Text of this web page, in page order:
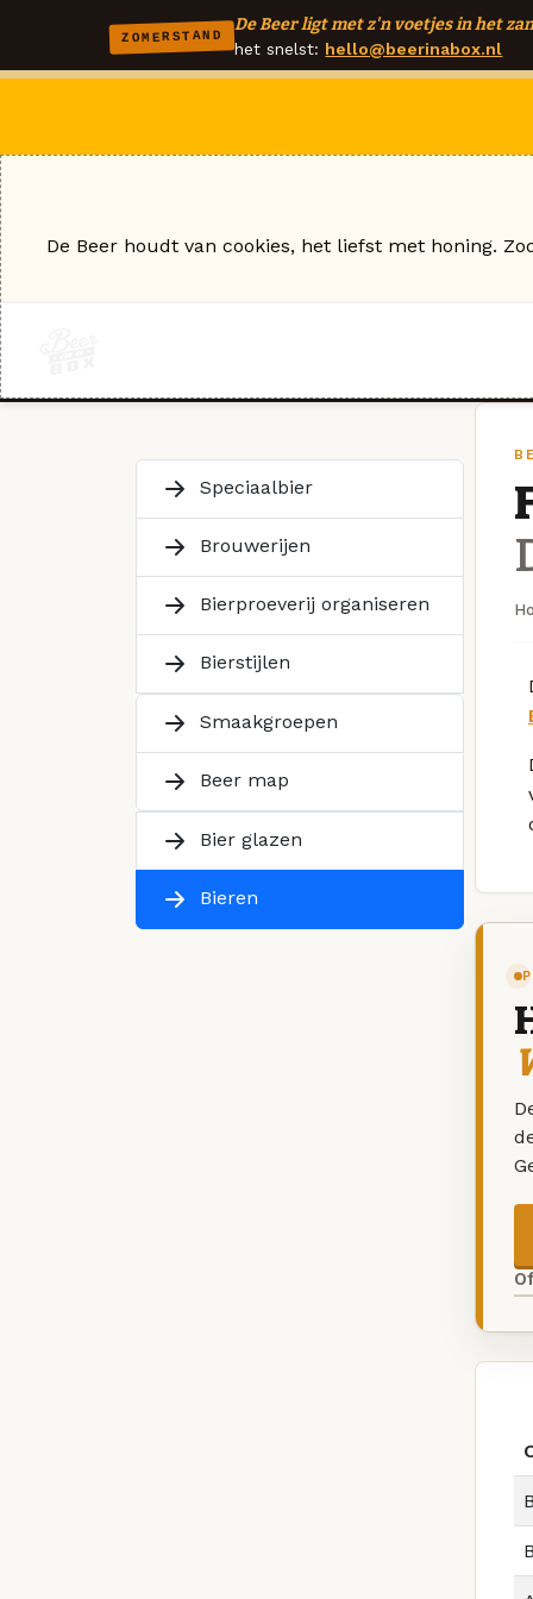
ZOMERSTAND
De Beer ligt met z'n voetjes in het
het snelst: hello@beerinabox.nl
Speciaalbier
Brouwerijen
Bierproeverij organiseren
Bierstijlen
Smaakgroepen
Beer map
Bier glazen
Bieren
De Beer houdt van cookies, het liefst met honing.